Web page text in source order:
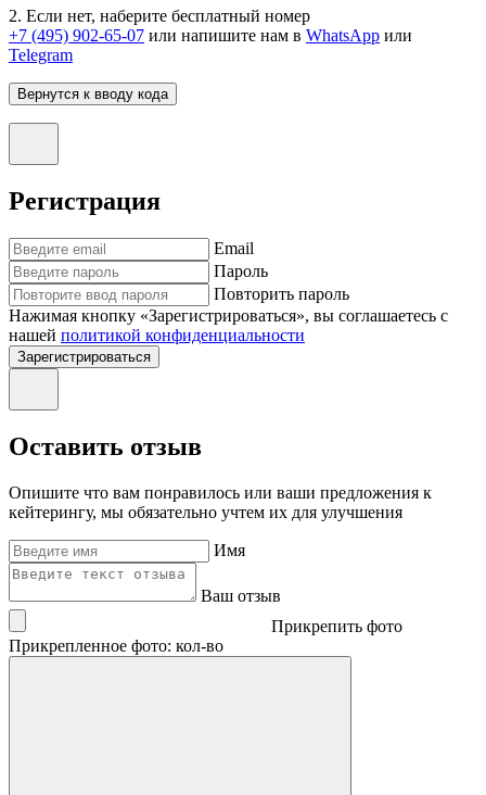
2. Если нет, наберите бесплатный номер
+7 (495) 902-65-07 или напишите нам в WhatsApp или
Telegram
Вернутся к вводу кода
Регистрация
Email
Пароль
Повторить пароль
Нажимая кнопку «Зарегистрироваться», вы соглашаетесь с
нашей политикой конфиденциальности
Зарегистрироваться
Оставить отзыв
Опишите что вам понравилось или ваши предложения к
кейтерингу, мы обязательно учтем их для улучшения
Имя
Ваш отзыв
Прикрепить фото
Прикрепленное фото: кол-во